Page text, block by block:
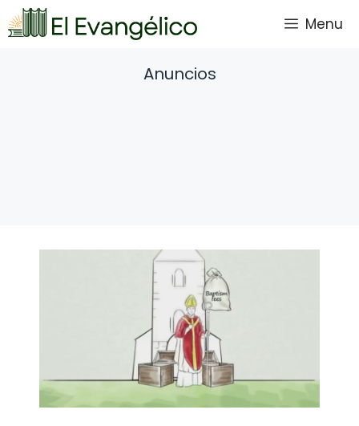
Saltar
al
Menu
Anuncios